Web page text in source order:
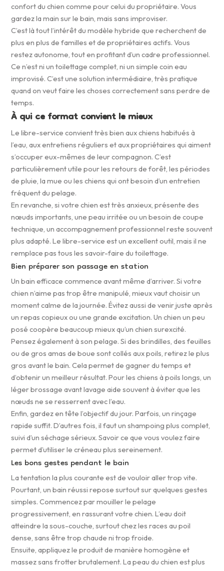
confort du chien comme pour celui du propriétaire. Vous
gardez la main sur le bain, mais sans improviser.
C’est là tout l’intérêt du modèle hybride que recherchent de
plus en plus de familles et de propriétaires actifs. Vous
restez autonome, tout en profitant d’un cadre professionnel.
Ce n’est ni un toilettage complet, ni un simple coin eau
improvisé. C’est une solution intermédiaire, très pratique
quand on veut faire les choses correctement sans perdre de
temps.
À qui ce format convient le mieux
Le libre-service convient très bien aux chiens habitués à
l’eau, aux entretiens réguliers et aux propriétaires qui aiment
s’occuper eux-mêmes de leur compagnon. C’est
particulièrement utile pour les retours de forêt, les périodes
de pluie, la mue ou les chiens qui ont besoin d’un entretien
fréquent du pelage.
En revanche, si votre chien est très anxieux, présente des
nœuds importants, une peau irritée ou un besoin de coupe
technique, un accompagnement professionnel reste souvent
plus adapté. Le libre-service est un excellent outil, mais il ne
remplace pas tous les savoir-faire du toilettage.
Bien préparer son passage en station
Un bain efficace commence avant même d’arriver. Si votre
chien n’aime pas trop être manipulé, mieux vaut choisir un
moment calme de la journée. Évitez aussi de venir juste après
un repas copieux ou une grande excitation. Un chien un peu
posé coopère beaucoup mieux qu’un chien surexcité.
Pensez également à son pelage. Si des brindilles, des feuilles
ou de gros amas de boue sont collés aux poils, retirez le plus
gros avant le bain. Cela permet de gagner du temps et
d’obtenir un meilleur résultat. Pour les chiens à poils longs, un
léger brossage avant lavage aide souvent à éviter que les
nœuds ne se resserrent avec l’eau.
Enfin, gardez en tête l’objectif du jour. Parfois, un rinçage
rapide suffit. D’autres fois, il faut un shampoing plus complet,
suivi d’un séchage sérieux. Savoir ce que vous voulez faire
permet d’utiliser le créneau plus sereinement.
Les bons gestes pendant le bain
La tentation la plus courante est de vouloir aller trop vite.
Pourtant, un bain réussi repose surtout sur quelques gestes
simples. Commencez par mouiller le pelage
progressivement, en rassurant votre chien. L’eau doit
atteindre la sous-couche, surtout chez les races au poil
dense, sans être trop chaude ni trop froide.
Ensuite, appliquez le produit de manière homogène et
massez sans frotter brutalement. La peau du chien est plus